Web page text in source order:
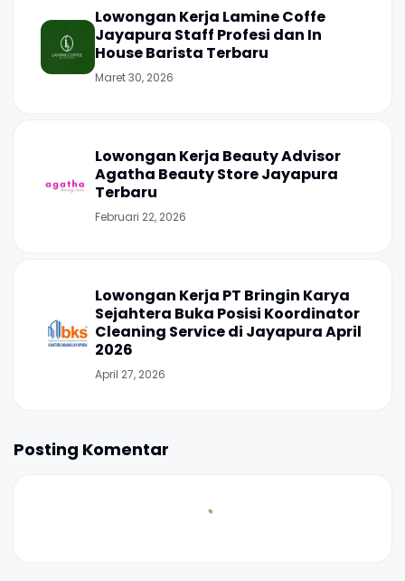
Lowongan Kerja Lamine Coffe
Jayapura Staff Profesi dan In
House Barista Terbaru
Maret 30, 2026
Lowongan Kerja Beauty Advisor
Agatha Beauty Store Jayapura
Terbaru
Februari 22, 2026
Lowongan Kerja PT Bringin Karya
Sejahtera Buka Posisi Koordinator
Cleaning Service di Jayapura April
2026
April 27, 2026
Posting Komentar